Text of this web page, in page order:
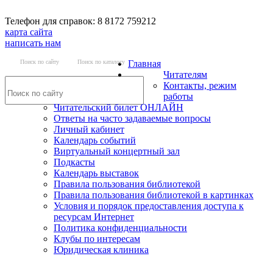
Телефон для справок: 8 8172 759212
карта сайта
написать нам
Поиск по сайту Поиск по каталогу Главная
Читателям
Контакты, режим
работы
Читательский билет ОНЛАЙН
Ответы на часто задаваемые вопросы
Личный кабинет
Календарь событий
Виртуальный концертный зал
Подкасты
Календарь выставок
Правила пользования библиотекой
Правила пользования библиотекой в картинках
Условия и порядок предоставления доступа к
ресурсам Интернет
Политика конфиденциальности
Клубы по интересам
Юридическая клиника